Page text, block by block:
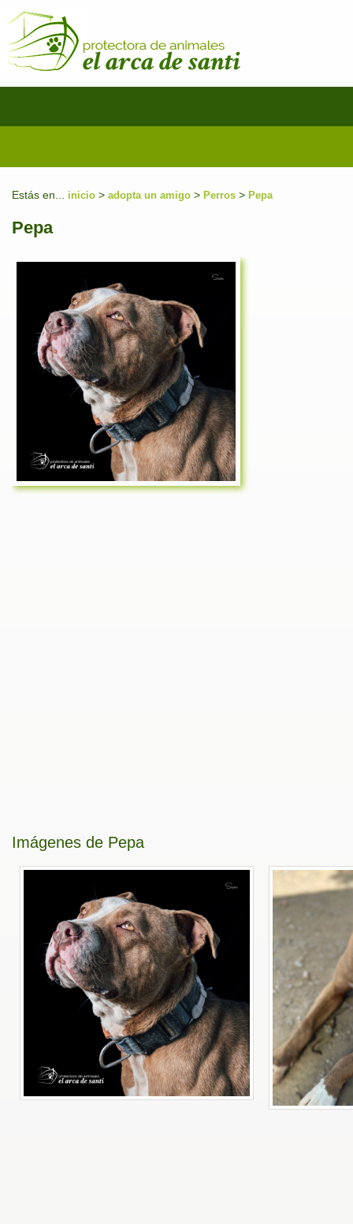
Estás en... inicio > adopta un amigo > Perros > Pepa
Pepa
Imágenes de Pepa